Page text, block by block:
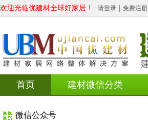
欢迎光临优建材全球好家居！ 请登录 免费注册
首页 建材微信分类
微信公众号